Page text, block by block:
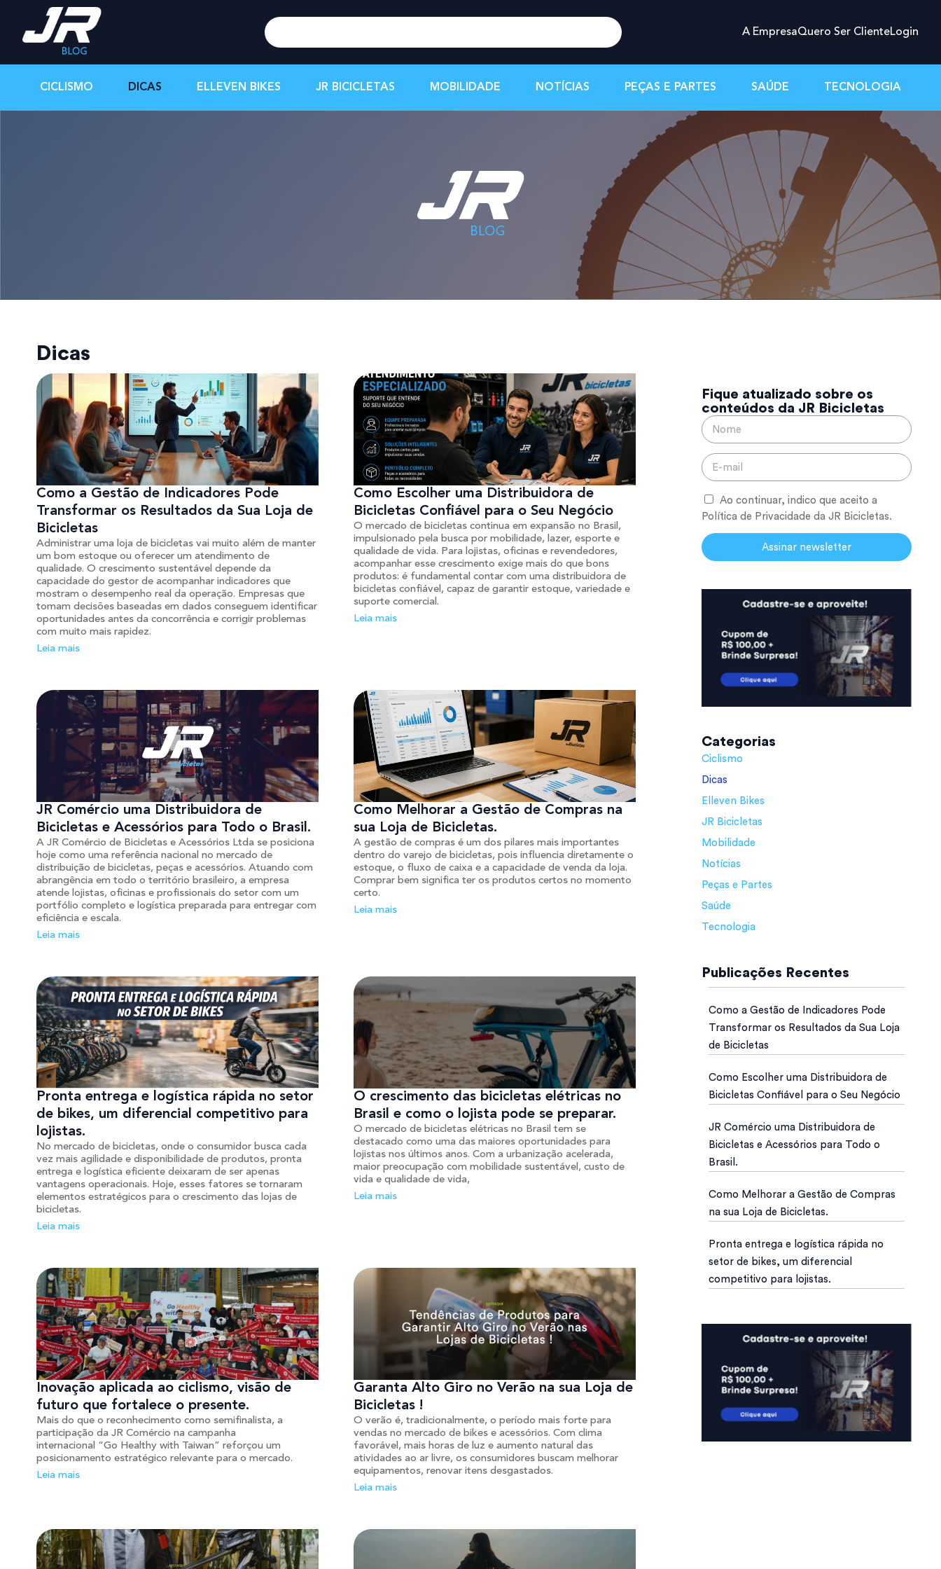
A EmpresaQuero Ser ClienteLogin
CICLISMO DICAS ELLEVEN BIKES JR BICICLETAS MOBILIDADE NOTÍCIAS PEÇAS E PARTES SAÚDE TECNOLOGIA
Dicas
Como a Gestão de Indicadores Pode
Transformar os Resultados da Sua Loja de
Bicicletas
Administrar uma loja de bicicletas vai muito além de manter
um bom estoque ou oferecer um atendimento de
qualidade. O crescimento sustentável depende da
capacidade do gestor de acompanhar indicadores que
mostram o desempenho real da operação. Empresas que
tomam decisões baseadas em dados conseguem identificar
oportunidades antes da concorrência e corrigir problemas
com muito mais rapidez.
Leia mais
Como Escolher uma Distribuidora de
Bicicletas Confiável para o Seu Negócio
O mercado de bicicletas continua em expansão no Brasil,
impulsionado pela busca por mobilidade, lazer, esporte e
qualidade de vida. Para lojistas, oficinas e revendedores,
acompanhar esse crescimento exige mais do que bons
produtos: é fundamental contar com uma distribuidora de
bicicletas confiável, capaz de garantir estoque, variedade e
suporte comercial.
Leia mais
JR Comércio uma Distribuidora de
Bicicletas e Acessórios para Todo o Brasil.
A JR Comércio de Bicicletas e Acessórios Ltda se posiciona
hoje como uma referência nacional no mercado de
distribuição de bicicletas, peças e acessórios. Atuando com
abrangência em todo o território brasileiro, a empresa
atende lojistas, oficinas e profissionais do setor com um
portfólio completo e logística preparada para entregar com
eficiência e escala.
Leia mais
Como Melhorar a Gestão de Compras na
sua Loja de Bicicletas.
A gestão de compras é um dos pilares mais importantes
dentro do varejo de bicicletas, pois influencia diretamente o
estoque, o fluxo de caixa e a capacidade de venda da loja.
Comprar bem significa ter os produtos certos no momento
certo.
Leia mais
Pronta entrega e logística rápida no setor
de bikes, um diferencial competitivo para
lojistas.
No mercado de bicicletas, onde o consumidor busca cada
vez mais agilidade e disponibilidade de produtos, pronta
entrega e logística eficiente deixaram de ser apenas
vantagens operacionais. Hoje, esses fatores se tornaram
elementos estratégicos para o crescimento das lojas de
bicicletas.
Leia mais
O crescimento das bicicletas elétricas no
Brasil e como o lojista pode se preparar.
O mercado de bicicletas elétricas no Brasil tem se
destacado como uma das maiores oportunidades para
lojistas nos últimos anos. Com a urbanização acelerada,
maior preocupação com mobilidade sustentável, custo de
vida e qualidade de vida,
Leia mais
Inovação aplicada ao ciclismo, visão de
futuro que fortalece o presente.
Mais do que o reconhecimento como semifinalista, a
participação da JR Comércio na campanha
internacional “Go Healthy with Taiwan” reforçou um
posicionamento estratégico relevante para o mercado.
Leia mais
Garanta Alto Giro no Verão na sua Loja de
Bicicletas !
O verão é, tradicionalmente, o período mais forte para
vendas no mercado de bikes e acessórios. Com clima
favorável, mais horas de luz e aumento natural das
atividades ao ar livre, os consumidores buscam melhorar
equipamentos, renovar itens desgastados.
Leia mais
Fique atualizado sobre os
conteúdos da JR Bicicletas
Ao continuar, indico que aceito a
Política de Privacidade da JR Bicicletas.
Assinar newsletter
Categorias
Ciclismo
Dicas
Elleven Bikes
JR Bicicletas
Mobilidade
Notícias
Peças e Partes
Saúde
Tecnologia
Publicações Recentes
Como a Gestão de Indicadores Pode
Transformar os Resultados da Sua Loja
de Bicicletas
Como Escolher uma Distribuidora de
Bicicletas Confiável para o Seu Negócio
JR Comércio uma Distribuidora de
Bicicletas e Acessórios para Todo o
Brasil.
Como Melhorar a Gestão de Compras
na sua Loja de Bicicletas.
Pronta entrega e logística rápida no
setor de bikes, um diferencial
competitivo para lojistas.